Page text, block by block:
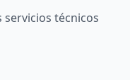
técnicos